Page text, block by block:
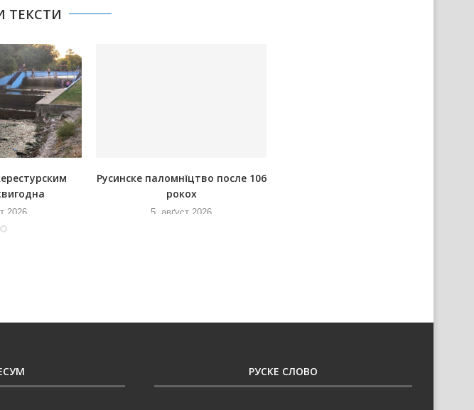
ТЕКСТИ
2026
Русинске паломнїцтво после 106
рокох
5. авґуст 2026
РУСКЕ СЛОВО